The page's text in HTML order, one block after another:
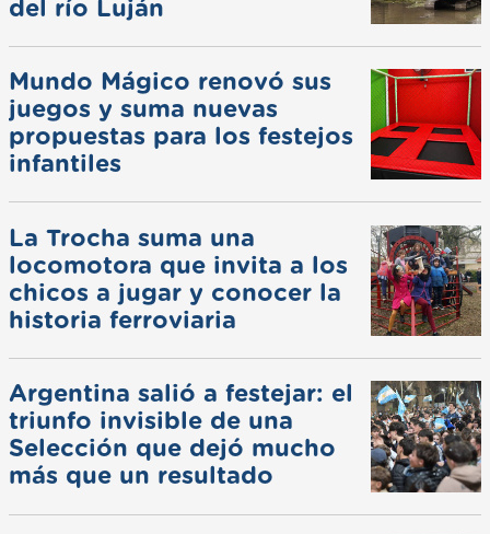
del río Luján
Mundo Mágico renovó sus
juegos y suma nuevas
propuestas para los festejos
infantiles
La Trocha suma una
locomotora que invita a los
chicos a jugar y conocer la
historia ferroviaria
Argentina salió a festejar: el
triunfo invisible de una
Selección que dejó mucho
más que un resultado